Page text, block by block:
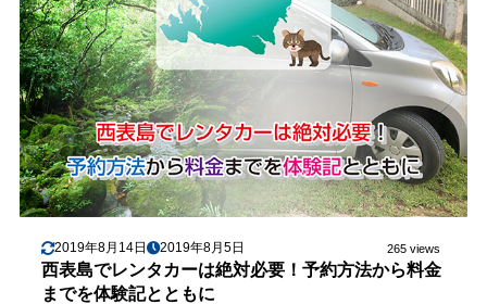
2019年8月14日 2019年8月5日 265 views
西表島でレンタカーは絶対必要！予約方法から料金
までを体験記とともに